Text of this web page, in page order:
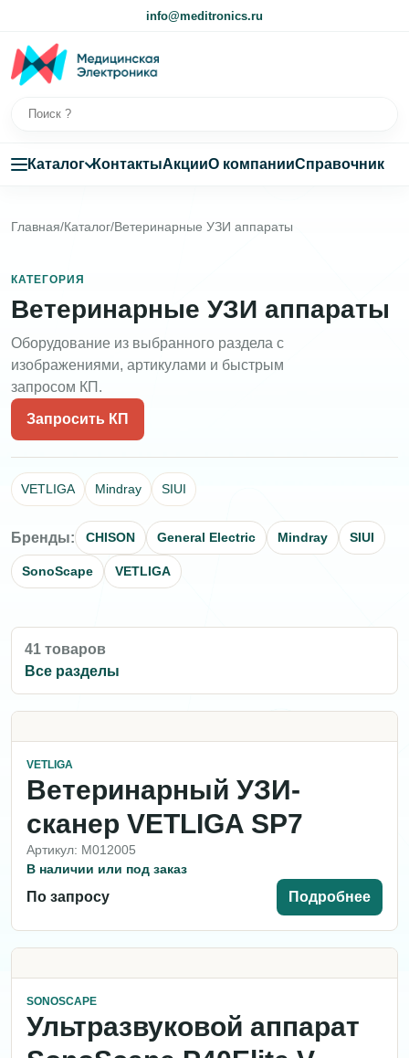
info@meditronics.ru
Каталог КонтактыАкцииО компанииСправочник
Главная/Каталог/Ветеринарные УЗИ аппараты
КАТЕГОРИЯ
Ветеринарные УЗИ аппараты
Оборудование из выбранного раздела с
изображениями, артикулами и быстрым
запросом КП.
Запросить КП
VETLIGA Mindray SIUI
Бренды: CHISON General Electric Mindray SIUI
SonoScape VETLIGA
41 товаров
Все разделы
VETLIGA
Ветеринарный УЗИ-
сканер VETLIGA SP7
Артикул: M012005
В наличии или под заказ
По запросу Подробнее
SONOSCAPE
Ультразвуковой аппарат